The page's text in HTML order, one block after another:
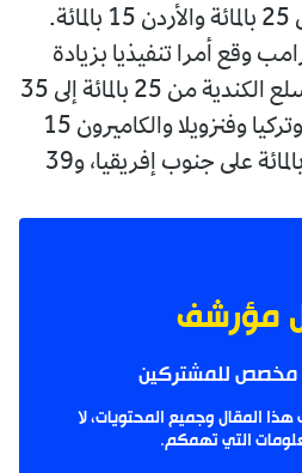
والجزائر 30 بالمائة وتونس 25 بالمائة والأردن 15 بالمائة.
وقع أمرا تنفيذيا بزيادة
الرسوم الجمركية على السلع الكندية من 25 بالمائة إلى 35
بالمائة، والكيان الصهيوني وتركيا وفنزويلا والكاميرون 15
بالمائة، وبينما ستكون 30 بالمائة على جنوب إفريقيا، و39
مؤرشف
مخصص للمشتركين
هذا المقال وجميع المحتويات، لا
التي تهمكم.